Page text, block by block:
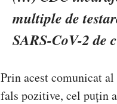
multiple de
SARS-CoV-2 de
Prin acest comunicat
fals pozitive, cel puțin